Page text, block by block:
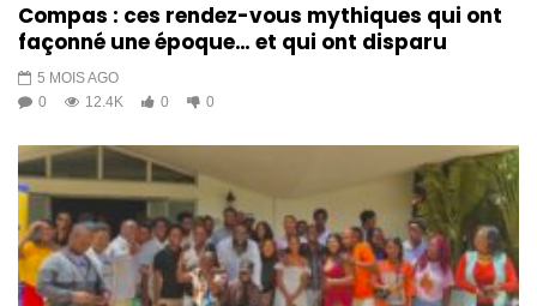
Marckenson Brutus || OU PI LA (
DADOU PASQUET ) Cover Nigth
710
Marckenson Brutus || Lè nap fè
lanmou ( Mizik Mizik ) || Cover
Night 70ans KONPA
846 3
Therly Job || Dlo dous (ZAFEM) ||
Cover Night 70ans KONPA
Compas : ces rendez-vous mythiques qui ont
façonné une époque… et qui ont disparu
5 MOIS AGO
0
12.4K 0 0